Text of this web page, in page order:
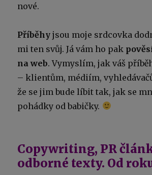
nové.
Příběhy jsou moje srdcovka
mi ten svůj. Já vám ho pak
na web. Vymyslím, jak váš
– klientům, médiím,
že se jim bude líbit tak, jak se
pohádky od babičky.
Copywriting, PR
odborné texty. Od